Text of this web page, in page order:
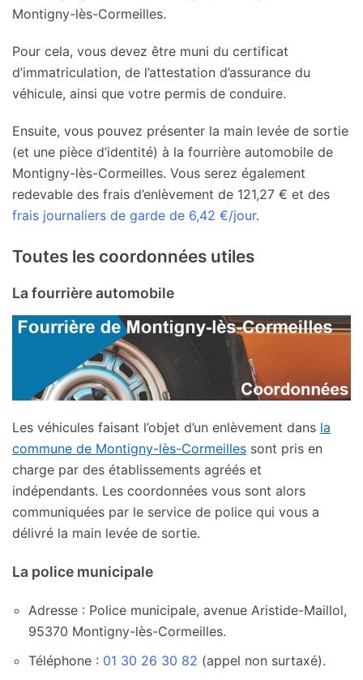
Montigny-lès-Cormeilles.
Pour cela, vous devez être muni du certificat
d’immatriculation, de l’attestation d’assurance du
véhicule, ainsi que votre permis de conduire.
Ensuite, vous pouvez présenter la main levée de sortie
(et une pièce d’identité) à la fourrière automobile de
Montigny-lès-Cormeilles. Vous serez également
redevable des frais d’enlèvement de 121,27 € et des
frais journaliers de garde de 6,42 €/jour.
Toutes les coordonnées utiles
La fourrière automobile
Les véhicules faisant l’objet d’un enlèvement dans la
commune de Montigny-lès-Cormeilles sont pris en
charge par des établissements agréés et
indépendants. Les coordonnées vous sont alors
communiquées par le service de police qui vous a
délivré la main levée de sortie.
La police municipale
Adresse : Police municipale, avenue Aristide-Maillol,
95370 Montigny-lès-Cormeilles.
Téléphone : 01 30 26 30 82 (appel non surtaxé).